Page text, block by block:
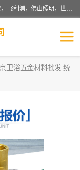
专业配送水暖器材、光源灯具、五金交电等维修物资，飞利浦，佛山照明，世达，博世，九牧，特陶等各产品涉及国内外知名品牌。公司专注与物业、学校、酒店、工厂等单位合作，提供一站式配送服务，降低客户综合成本。依托电子商务改变传统模式，以专业的团队为客户提供24H物资配送到达，货到月结、统一开票，便捷退换等服务，提高了企业的运营效率。
卫浴五金材料批发 统
材